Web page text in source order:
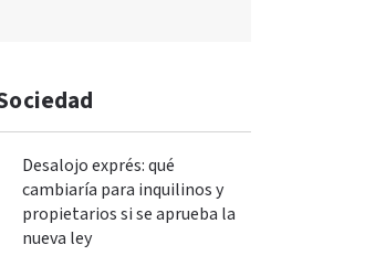
Desalojo exprés: qué
cambiaría para inquilinos y
propietarios si se aprueba la
nueva ley